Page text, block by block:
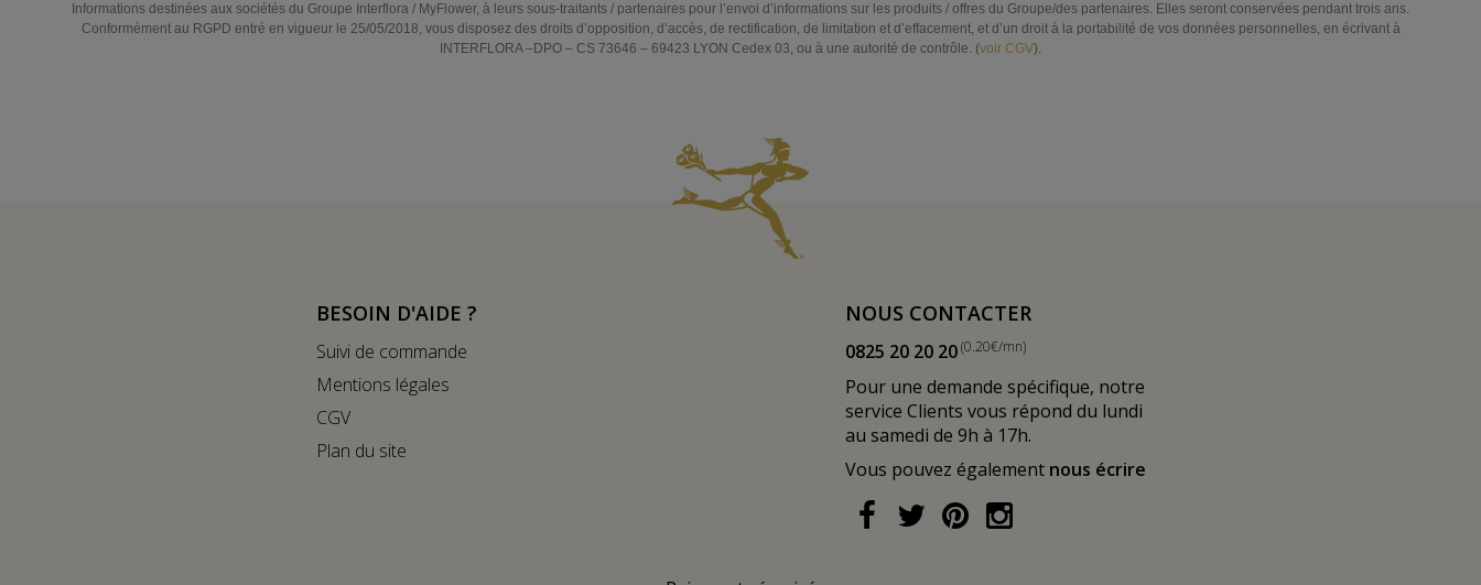
Informations destinées aux sociétés du Groupe Interflora / MyFlower, à leurs sous-traitants / partenaires pour l’envoi d’informations sur les produits / offres du Groupe/des partenaires. Elles seront conservées pendant trois ans.
Conformément au RGPD entré en vigueur le 25/05/2018, vous disposez des droits d’opposition, d’accès, de rectification, de limitation et d’effacement, et d’un droit à la portabilité de vos données personnelles, en écrivant à
INTERFLORA –DPO – CS 73646 – 69423 LYON Cedex 03, ou à une autorité de contrôle. (voir CGV).
BESOIN D'AIDE ?
Suivi de commande
Mentions légales
CGV
Plan du site
NOUS CONTACTER
0825 20 20 20(0.20€/mn)
Pour une demande spécifique, notre
service Clients vous répond du lundi
au samedi de 9h à 17h.
Vous pouvez également nous écrire